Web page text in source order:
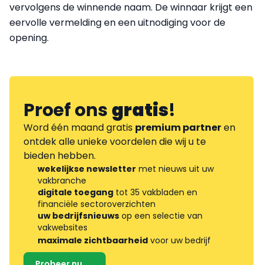
vervolgens de winnende naam. De winnaar krijgt een
eervolle vermelding en een uitnodiging voor de
opening.
Proef onsgratis!
Word één maand gratis premium partneren
ontdek alle unieke voordelen die wij u te
bieden hebben.
wekelijkse newsletter met nieuws uit uw
vakbranche
digitale toegang tot 35 vakbladen en
financiële sectoroverzichten
uw bedrijfsnieuws op een selectie van
vakwebsites
maximale zichtbaarheid voor uw bedrijf